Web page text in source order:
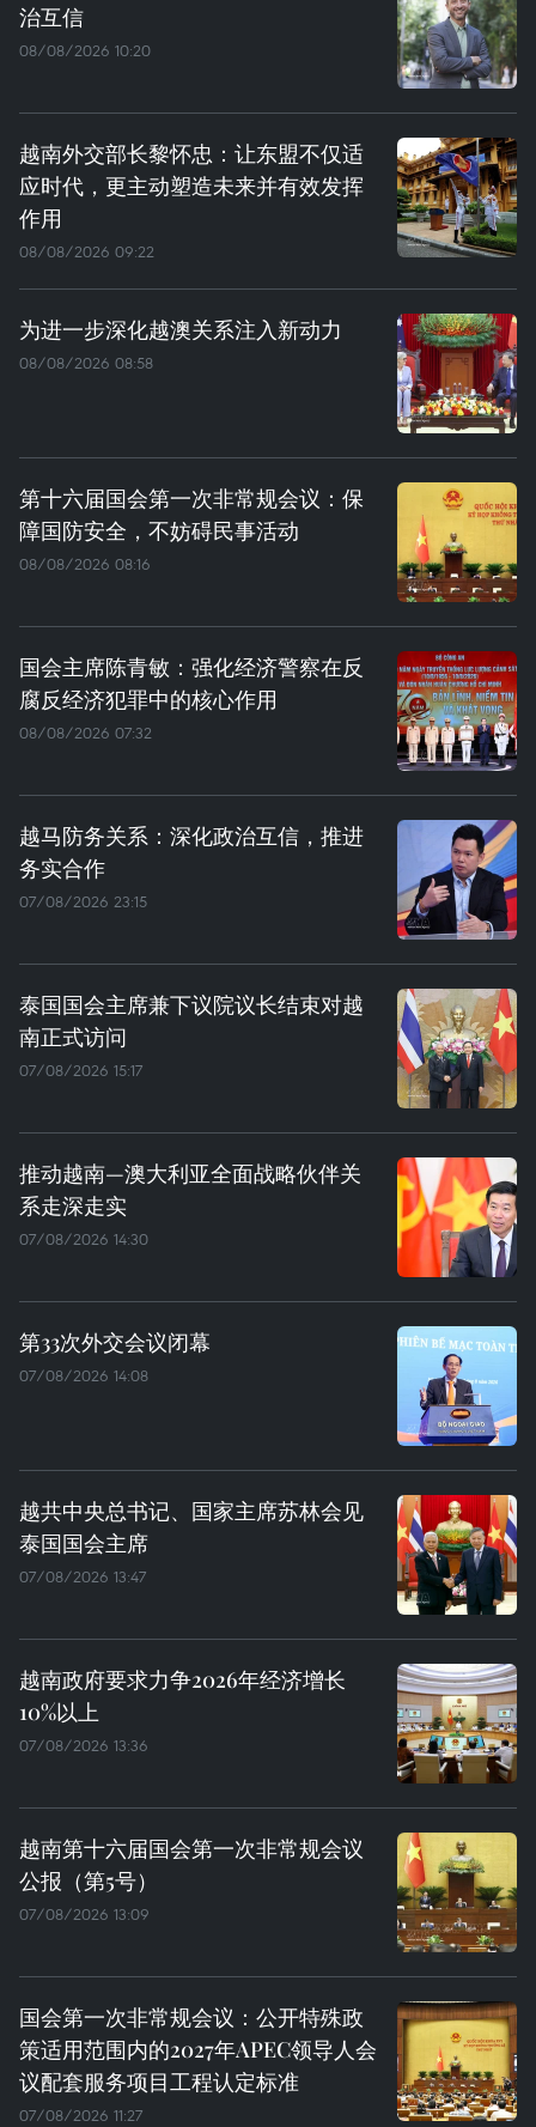
治互信
08/08/2026 10:20
越南外交部长黎怀忠：让东盟不仅适
应时代，更主动塑造未来并有效发挥
作用
08/08/2026 09:22
为进一步深化越澳关系注入新动力
08/08/2026 08:58
第十六届国会第一次非常规会议：保
障国防安全，不妨碍民事活动
08/08/2026 08:16
国会主席陈青敏：强化经济警察在反
腐反经济犯罪中的核心作用
08/08/2026 07:32
越马防务关系：深化政治互信，推进
务实合作
07/08/2026 23:15
泰国国会主席兼下议院议长结束对越
南正式访问
07/08/2026 15:17
推动越南—澳大利亚全面战略伙伴关
系走深走实
07/08/2026 14:30
第33次外交会议闭幕
07/08/2026 14:08
越共中央总书记、国家主席苏林会见
泰国国会主席
07/08/2026 13:47
越南政府要求力争2026年经济增长
10%以上
07/08/2026 13:36
越南第十六届国会第一次非常规会议
公报（第5号）
07/08/2026 13:09
国会第一次非常规会议：公开特殊政
策适用范围内的2027年APEC领导人会
议配套服务项目工程认定标准
07/08/2026 11:27